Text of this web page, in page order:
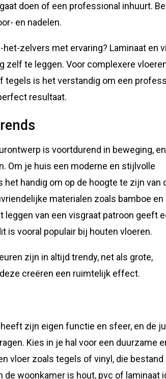
doen of een professional inhuurt.
en nadelen.
het-zelvers met ervaring? Laminaat en
zelf te leggen. Voor complexere
tegels is het verstandig om een
resultaat.
is voortdurend in beweging,
Om je huis een moderne en stijlvolle
het handig om op de hoogte te zijn van
materialen zoals bamboe en
leggen van een visgraat patroon geeft
is vooral populair bij houten vloeren.
zijn in altijd trendy, net als grote,
creëren een ruimtelijk effect.
zijn eigen functie en sfeer, en de
Kies in je hal voor een duurzame
vloer zoals tegels of vinyl, die
de woonkamer is hout, pvc of laminaat